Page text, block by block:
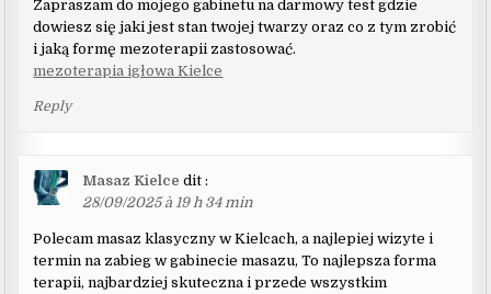
Zapraszam do mojego gabinetu na darmowy test gdzie
dowiesz się jaki jest stan twojej twarzy oraz co z tym zrobić
i jaką formę mezoterapii zastosować.
mezoterapia igłowa Kielce
Reply
Masaz Kielce dit :
28/09/2025 à 19 h 34 min
Polecam masaz klasyczny w Kielcach, a najlepiej wizyte i
termin na zabieg w gabinecie masazu, To najlepsza forma
terapii, najbardziej skuteczna i przede wszystkim